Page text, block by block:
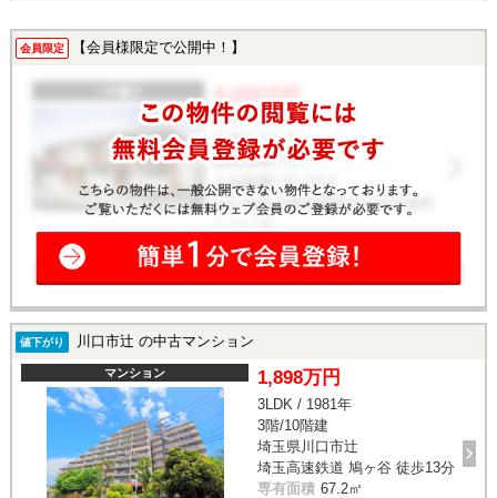
会員限定 【会員様限定で公開中！】
値下がり 川口市辻 の中古マンション
マンション 1,898万円
3LDK / 1981年
3階/10階建
埼玉県川口市辻
埼玉高速鉄道 鳩ヶ谷 徒歩13分
専有面積 67.2㎡